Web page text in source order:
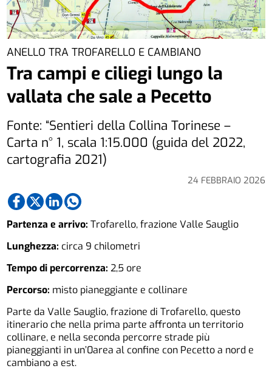
24 FEBBRAIO 2026
ANELLO TRA TROFARELLO E CAMBIANO
Tra campi e ciliegi lungo la
vallata che sale a Pecetto
Fonte: “Sentieri della Collina Torinese –
Carta n° 1, scala 1:15.000 (guida del 2022,
cartografia 2021)
Partenza e arrivo: Trofarello, frazione Valle Sauglio
Lunghezza: circa 9 chilometri
Tempo di percorrenza: 2,5 ore
Percorso: misto pianeggiante e collinare
Parte da Valle Sauglio, frazione di Trofarello, questo
itinerario che nella prima parte affronta un territorio
collinare, e nella seconda percorre strade più
pianeggianti in un’0area al confine con Pecetto a nord e
cambiano a est.